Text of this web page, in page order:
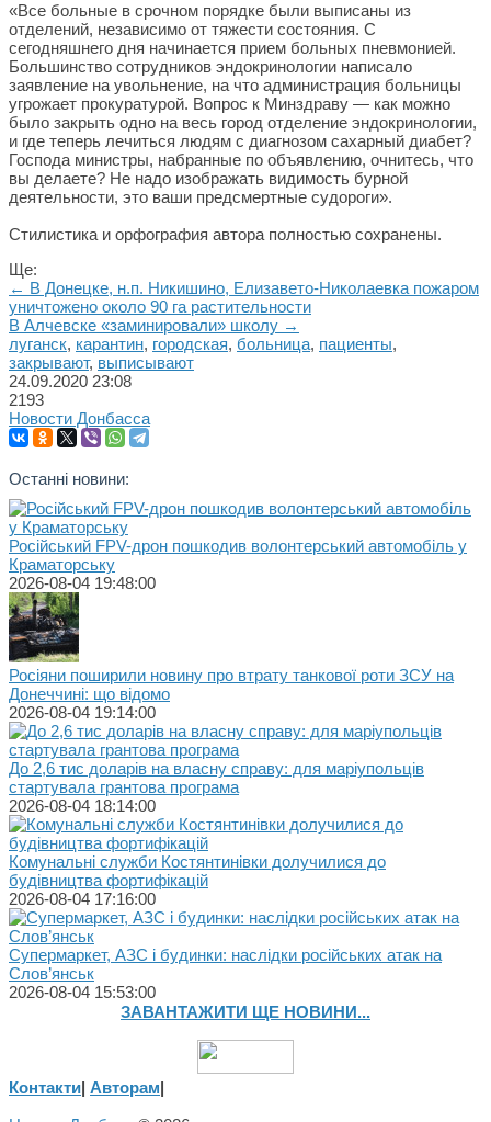
«Все больные в срочном порядке были выписаны из
отделений, независимо от тяжести состояния. С
сегодняшнего дня начинается прием больных пневмонией.
Большинство сотрудников эндокринологии написало
заявление на увольнение, на что администрация больницы
угрожает прокуратурой. Вопрос к Минздраву — как можно
было закрыть одно на весь город отделение эндокринологии,
и где теперь лечиться людям с диагнозом сахарный диабет?
Господа министры, набранные по объявлению, очнитесь, что
вы делаете? Не надо изображать видимость бурной
деятельности, это ваши предсмертные судороги».
Стилистика и орфография автора полностью сохранены.
Ще:
← В Донецке, н.п. Никишино, Елизавето-Николаевка пожаром
уничтожено около 90 га растительности
В Алчевске «заминировали» школу →
луганск, карантин, городская, больница, пациенты,
закрывают, выписывают
24.09.2020 23:08
2193
Новости Донбасса
Останні новини:
Російський FPV-дрон пошкодив волонтерський автомобіль у
Краматорську
2026-08-04 19:48:00
Росіяни поширили новину про втрату танкової роти ЗСУ на
Донеччині: що відомо
2026-08-04 19:14:00
До 2,6 тис доларів на власну справу: для маріупольців
стартувала грантова програма
2026-08-04 18:14:00
Комунальні служби Костянтинівки долучилися до
будівництва фортифікацій
2026-08-04 17:16:00
Супермаркет, АЗС і будинки: наслідки російських атак на
Слов’янськ
2026-08-04 15:53:00
ЗАВАНТАЖИТИ ЩЕ НОВИНИ...
Контакти| Авторам|